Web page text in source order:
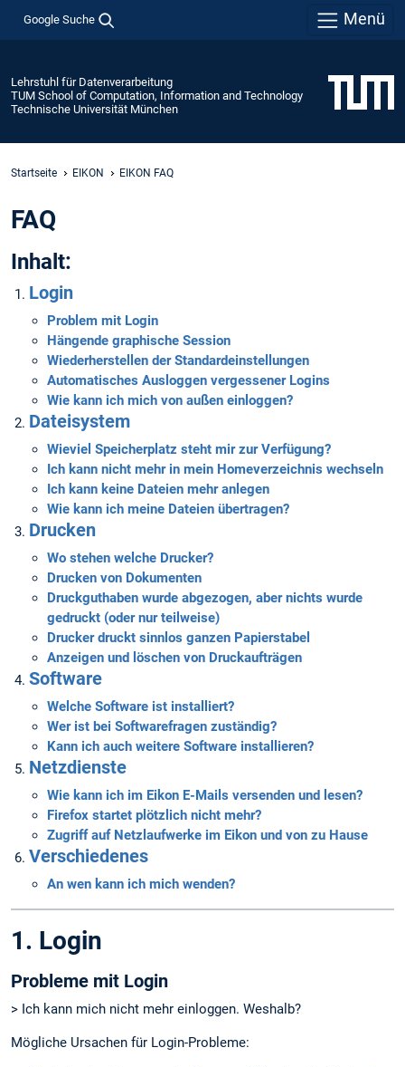
Google Suche Menü
Lehrstuhl für Datenverarbeitung
TUM School of Computation, Information and Technology
Technische Universität München
Startseite EIKON EIKON FAQ
FAQ
Inhalt:
Login
Problem mit Login
Hängende graphische Session
Wiederherstellen der Standardeinstellungen
Automatisches Ausloggen vergessener Logins
Wie kann ich mich von außen einloggen?
Dateisystem
Wieviel Speicherplatz steht mir zur Verfügung?
Ich kann nicht mehr in mein Homeverzeichnis wechseln
Ich kann keine Dateien mehr anlegen
Wie kann ich meine Dateien übertragen?
Drucken
Wo stehen welche Drucker?
Drucken von Dokumenten
Druckguthaben wurde abgezogen, aber nichts wurde
gedruckt (oder nur teilweise)
Drucker druckt sinnlos ganzen Papierstabel
Anzeigen und löschen von Druckaufträgen
Software
Welche Software ist installiert?
Wer ist bei Softwarefragen zuständig?
Kann ich auch weitere Software installieren?
Netzdienste
Wie kann ich im Eikon E-Mails versenden und lesen?
Firefox startet plötzlich nicht mehr?
Zugriff auf Netzlaufwerke im Eikon und von zu Hause
Verschiedenes
An wen kann ich mich wenden?
1. Login
Probleme mit Login
> Ich kann mich nicht mehr einloggen. Weshalb?
Mögliche Ursachen für Login-Probleme: